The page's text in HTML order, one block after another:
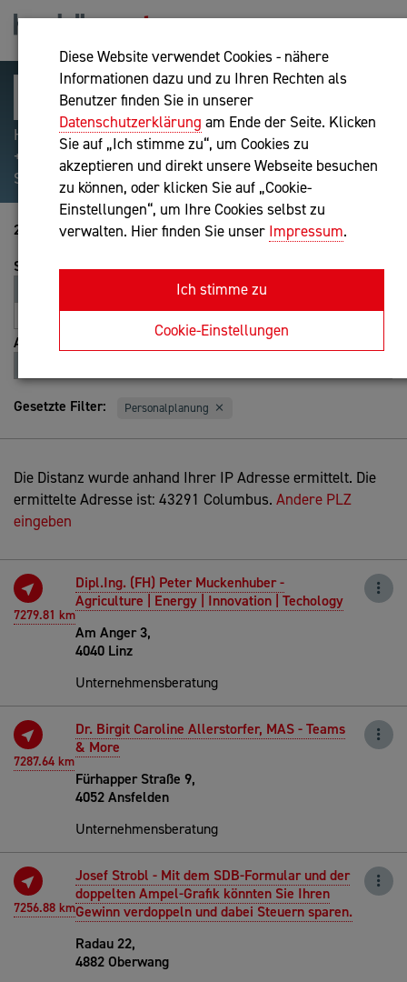
Diese Website verwendet Cookies - nähere
Informationen dazu und zu Ihren Rechten als
Benutzer finden Sie in unserer
Datenschutzerklärung am Ende der Seite. Klicken
Sie auf „Ich stimme zu“, um Cookies zu
akzeptieren und direkt unsere Webseite besuchen
zu können, oder klicken Sie auf „Cookie-
Einstellungen“, um Ihre Cookies selbst zu
verwalten. Hier finden Sie unser Impressum.
Ich stimme zu
Cookie-Einstellungen
Hilfreiche Suchparameter: Begriff einschließen:
+webshop, Begriff ausschließen: -webshop, Exakter
Suchbegriff: "internet of things"
21-40 von 83
Sortierung
Entfernung
A-Z
Z-A
Ansicht
Gesetzte Filter: Personalplanung
Die Distanz wurde anhand Ihrer IP Adresse ermittelt. Die
ermittelte Adresse ist: 43291 Columbus. Andere PLZ
eingeben
7279.81 km
Dipl.Ing. (FH) Peter Muckenhuber -
Agriculture | Energy | Innovation | Techology
Am Anger 3,
4040 Linz
Unternehmensberatung
7287.64 km
Dr. Birgit Caroline Allerstorfer, MAS - Teams
& More
Fürhapper Straße 9,
4052 Ansfelden
Unternehmensberatung
7256.88 km
Josef Strobl - Mit dem SDB-Formular und der
doppelten Ampel-Grafik könnten Sie Ihren
Gewinn verdoppeln und dabei Steuern sparen.
Radau 22,
4882 Oberwang